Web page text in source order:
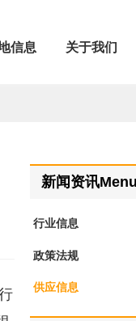
信息 关于我们
新闻资讯Menu
行业信息
政策法规
供应信息